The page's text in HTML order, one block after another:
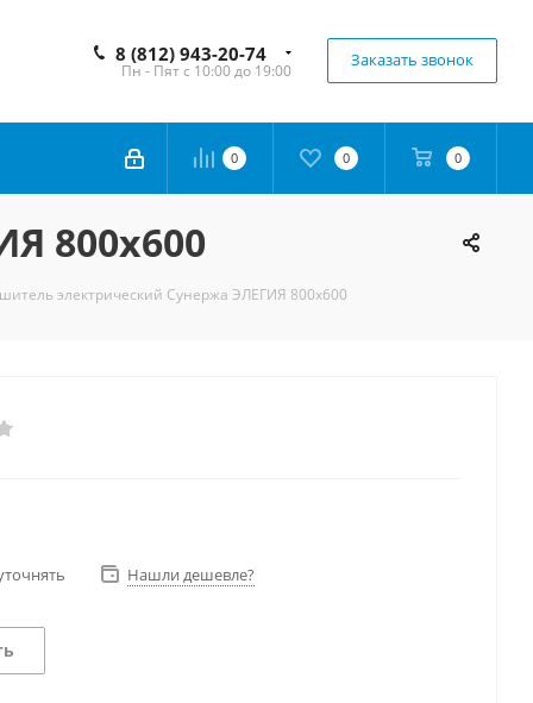
8 (812) 943-20-74
Пн - Пят с 10:00 до 19:00
Заказать звонок
0 0 0
800х600
электрический Сунержа ЭЛЕГИЯ 800х600
Нашли дешевле?